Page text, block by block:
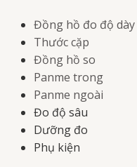
Đồng hồ đo độ dày
Thước cặp
Đồng hồ so
Panme trong
Panme ngoài
Đo độ sâu
Dưỡng đo
Phụ kiện